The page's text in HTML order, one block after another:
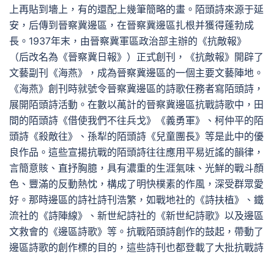
上再貼到墻上，有的還配上幾筆簡略的畫。陌頭詩來源于延
安，后傳到晉察冀邊區，在晉察冀邊區扎根并獲得蓬勃成
長。1937年末，由晉察冀軍區政治部主辦的《抗敵報》
（后改名為《晉察冀日報》）正式創刊，《抗敵報》開辟了
文藝副刊《海燕》，成為晉察冀邊區的一個主要文藝陣地。
《海燕》創刊時就號令晉察冀邊區的詩歌任務者寫陌頭詩，
展開陌頭詩活動。在數以萬計的晉察冀邊區抗戰詩歌中，田
間的陌頭詩《借使我們不往兵戈》《義勇軍》、柯仲平的陌
頭詩《殺敵往》、孫犁的陌頭詩《兒童團長》等是此中的優
良作品。這些宣揚抗戰的陌頭詩往往應用平易近謠的韻律，
言簡意賅、直抒胸臆，具有濃重的生涯氣味、光鮮的戰斗顏
色、豐滿的反動熱忱，構成了明快樸素的作風，深受群眾愛
好。那時邊區的詩社詩刊浩繁，如戰地社的《詩扶植》、鐵
流社的《詩陣線》、新世紀詩社的《新世紀詩歌》以及邊區
文救會的《邊區詩歌》等。抗戰陌頭詩創作的鼓起，帶動了
邊區詩歌的創作標的目的，這些詩刊也都登載了大批抗戰詩